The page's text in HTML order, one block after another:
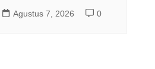
Agustus 7, 2026 0